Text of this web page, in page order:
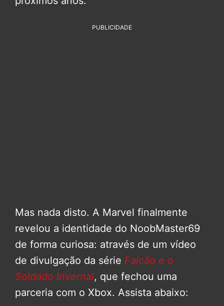
PUBLICIDADE
Mas nada disto. A Marvel finalmente
revelou a identidade do NoobMaster69
de forma curiosa: através de um vídeo
de divulgação da série Falcão e o
Soldado Invernal, que fechou uma
parceria com o Xbox. Assista abaixo: